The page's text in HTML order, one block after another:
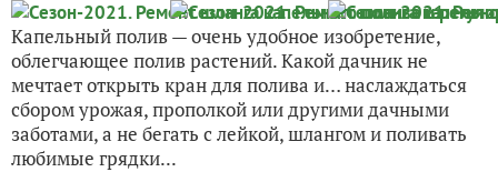
Капельный полив — очень удобное изобретение,
облегчающее полив растений. Какой дачник не
мечтает открыть кран для полива и… наслаждаться
сбором урожая, прополкой или другими дачными
заботами, а не бегать с лейкой, шлангом и поливать
любимые грядки...